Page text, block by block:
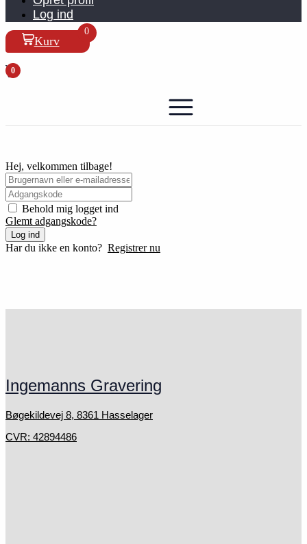
Log ind
Kurv
0
0
Hej, velkommen tilbage!
Behold mig logget ind
Glemt adgangskode?
Log ind
Har du ikke en konto? Registrer nu
Ingemanns Gravering
Bøgekildevej 8, 8361 Hasselager
CVR: 42894486